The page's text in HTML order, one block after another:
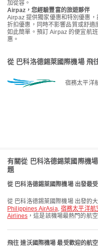
加從容。
Airpaz，您經驗豐富的旅遊夥伴
Airpaz 提供獨家優惠和特別優惠
折扣優惠，同時不影響品質或舒
如此簡單。預訂 Airpaz 的便宜航
惠。
從 巴科洛德錫萊國際機場 飛
宿務太平洋
有關從 巴科洛德錫萊國際機
題
從 巴科洛德錫萊國際機場 出發最
從 巴科洛德錫萊國際機場 出發的
Philippines AirAsia, 宿務太平洋
Airlines ，這是該機場最熱門的航
飛往 達沃國際機場 最受歡迎的航